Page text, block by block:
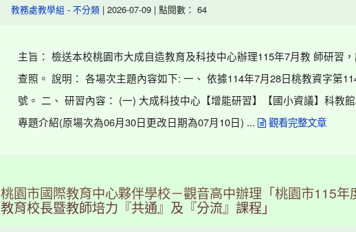
教務處教學組 - 不分類 | 2026-07-09 | 點閱數： 64
主旨： 檢送本校桃園市大成自造教育及科技中心辦理115年7月教 師研習
查照。 說明： 各場次主題內容如下: 一、 依據114年7月28日桃教資字第
號。 二、 研習內容： (一) 大成科技中心【增能研習】【國小資議】科教
專題介紹(原場次為06月30日更改日期為07月10日) ...
觀看完整文章
桃園市國際教育中心夥伴學校－觀音高中辦理「桃園市115年
教育校長暨教師培力『共通』及『分流』課程」